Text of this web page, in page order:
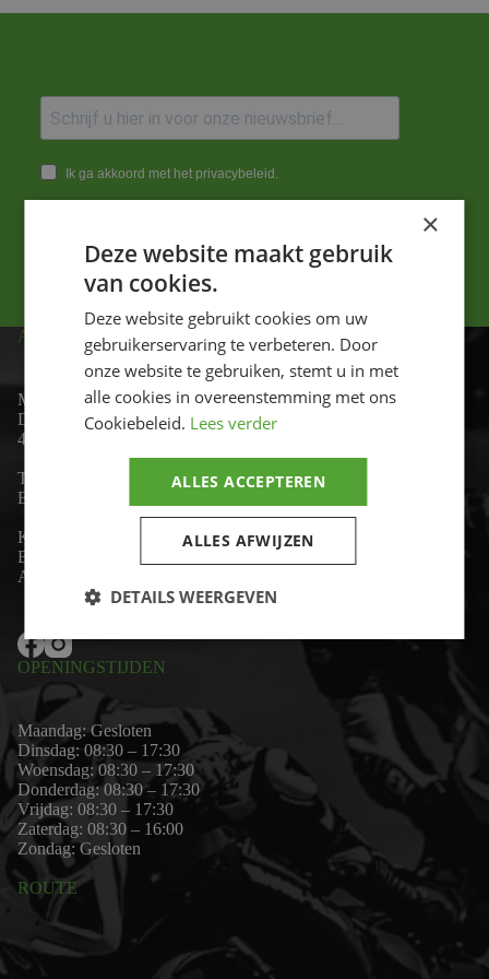
Ik ga akkoord met het privacybeleid.
ADRES
Motor-id
De Lind 17
4841 KC Prinsenbeek
Telefoon:
+31 (0)76 - 54 11 888
Email:
K.v.K: 80530338
B.T.W-nummer: NL861703947B01
Algemene voorwaarden
OPENINGSTIJDEN
Maandag: Gesloten
Dinsdag: 08:30 – 17:30
Woensdag: 08:30 – 17:30
Donderdag: 08:30 – 17:30
Vrijdag: 08:30 – 17:30
Zaterdag: 08:30 – 16:00
Zondag: Gesloten
ROUTE
×
Deze website maakt gebruik
van cookies.
Deze website gebruikt cookies om uw
gebruikerservaring te verbeteren. Door
onze website te gebruiken, stemt u in met
alle cookies in overeenstemming met ons
Cookiebeleid. Lees verder
ALLES ACCEPTEREN
ALLES AFWIJZEN
DETAILS WEERGEVEN